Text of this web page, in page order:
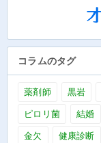
コラムのタグ
薬剤師 黒岩
ピロリ菌
結婚
金欠
健康診断